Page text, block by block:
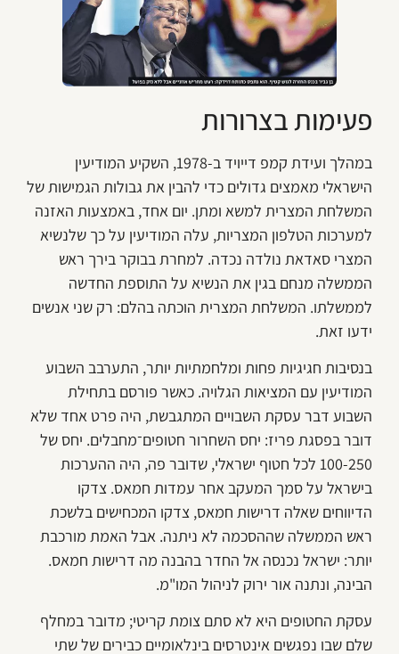
פעימות בצרורות
במהלך ועידת קמפ דייויד ב-1978, השקיע המודיעין
הישראלי מאמצים גדולים כדי להבין את גבולות הגמישות של
המשלחת המצרית למשא ומתן. יום אחד, באמצעות האזנה
למערכות הטלפון המצריות, עלה המודיעין על כך שלנשיא
המצרי סאדאת נולדה נכדה. למחרת בבוקר בירך ראש
הממשלה מנחם בגין את הנשיא על התוספת החדשה
לממשלתו. המשלחת המצרית הוכתה בהלם: רק שני אנשים
ידעו זאת.
בנסיבות חגיגיות פחות ומלחמתיות יותר, התערבב השבוע
המודיעין עם המציאות הגלויה. כאשר פורסם בתחילת
השבוע דבר עסקת השבויים המתגבשת, היה פרט אחד שלא
דובר בפסגת פריז: יחס השחרור חטופים־מחבלים. יחס של
100-250 לכל חטוף ישראלי, שדובר פה, היה ההערכות
בישראל על סמך המעקב אחר עמדות חמאס. צדקו
הדיווחים שאלה דרישות חמאס, צדקו המכחישים בלשכת
ראש הממשלה שההסכמה לא ניתנה. אבל האמת מורכבת
יותר: ישראל נכנסה אל החדר בהבנה מה דרישות חמאס.
הבינה, ונתנה אור ירוק לניהול המו"מ.
עסקת החטופים היא לא סתם צומת קריטי; מדובר במחלף
שלם שבו נפגשים אינטרסים בינלאומיים כבירים של שתי